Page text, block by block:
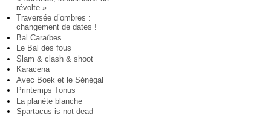
révolte »
Traversée d’ombres :
changement de dates !
Bal Caraïbes
Le Bal des fous
Slam & clash & shoot
Karacena
Avec Boek et le Sénégal
Printemps Tonus
La planète blanche
Spartacus is not dead